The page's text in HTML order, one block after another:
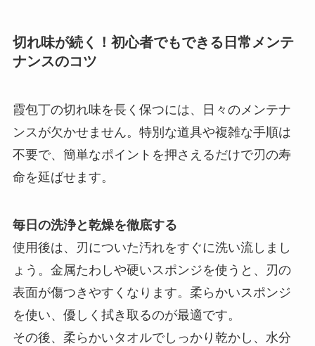
切れ味が続く！初心者でもできる日常メンテ
ナンスのコツ
霞包丁の切れ味を長く保つには、日々のメンテナ
ンスが欠かせません。特別な道具や複雑な手順は
不要で、簡単なポイントを押さえるだけで刃の寿
命を延ばせます。
毎日の洗浄と乾燥を徹底する
使用後は、刃についた汚れをすぐに洗い流しまし
ょう。金属たわしや硬いスポンジを使うと、刃の
表面が傷つきやすくなります。柔らかいスポンジ
を使い、優しく拭き取るのが最適です。
その後、柔らかいタオルでしっかり乾かし、水分